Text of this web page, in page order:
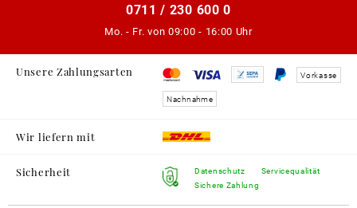
0711 / 230 600 0
Mo. - Fr. von 09:00 - 16:00 Uhr
Unsere Zahlungsarten Vorkasse
Nachnahme
Wir liefern mit
Sicherheit
Datenschutz
Sichere Zahlung
Servicequalität